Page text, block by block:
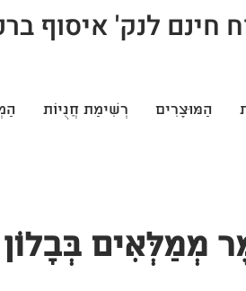
לנק' איסוף
הַמּוּצָרִים רְשִׁימַת חֲנֻיוֹת
מְמַלְּאִים